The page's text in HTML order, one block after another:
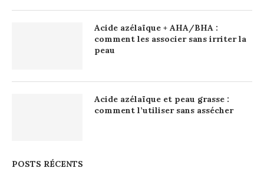
Acide azélaïque + AHA/BHA :
comment les associer sans irriter la
peau
Acide azélaïque et peau grasse :
comment l’utiliser sans assécher
POSTS RÉCENTS